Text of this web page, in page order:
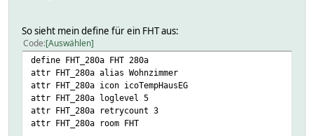
So sieht mein define für ein FHT aus:
Code Auswählen
define FHT_280a FHT 280a
attr FHT_280a alias Wohnzimmer
attr FHT_280a icon icoTempHausEG
attr FHT_280a loglevel 5
attr FHT_280a retrycount 3
attr FHT_280a room FHT